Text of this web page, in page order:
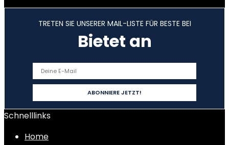
TRETEN SIE UNSERER MAIL-LISTE FÜR BESTE BEI
Bietet an
Schnelllinks
Home